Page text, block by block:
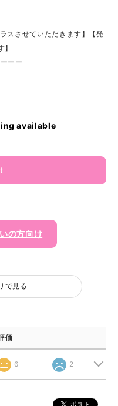
スさせていただきます】【発
ーー
available
の方向け
で見る
価
6 2